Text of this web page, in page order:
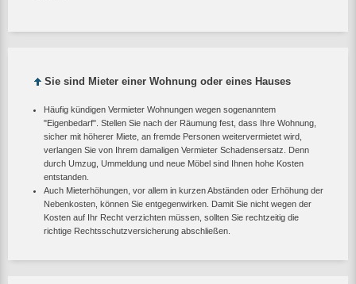
Sie sind Mieter einer Wohnung oder eines Hauses
Häufig kündigen Vermieter Wohnungen wegen sogenanntem
"Eigenbedarf". Stellen Sie nach der Räumung fest, dass Ihre Wohnung,
sicher mit höherer Miete, an fremde Personen weitervermietet wird,
verlangen Sie von Ihrem damaligen Vermieter Schadensersatz. Denn
durch Umzug, Ummeldung und neue Möbel sind Ihnen hohe Kosten
entstanden.
Auch Mieterhöhungen, vor allem in kurzen Abständen oder Erhöhung der
Nebenkosten, können Sie entgegenwirken. Damit Sie nicht wegen der
Kosten auf Ihr Recht verzichten müssen, sollten Sie rechtzeitig die
richtige Rechtsschutzversicherung abschließen.